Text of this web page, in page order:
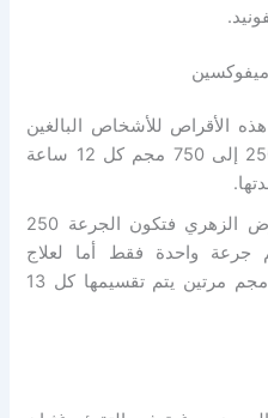
ميفوكسين
الأقراص للأشخاص البالغين
تكون عبارة عن من 250 إلى 750 مجم كل 12 ساعة
إذا كان العلاج من مرض الزهري فتكون الجرعة 250
واحدة فقط أما لعلاج
الأنثراكس تكون 500 مجم مرتين يتم تقسيمها كل 13